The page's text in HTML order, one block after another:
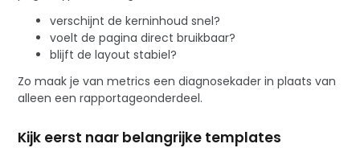
verschijnt de kerninhoud snel?
voelt de pagina direct bruikbaar?
blijft de layout stabiel?
Zo maak je van metrics een diagnosekader in plaats van
alleen een rapportageonderdeel.
Kijk eerst naar belangrijke templates